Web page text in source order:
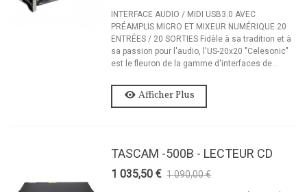
INTERFACE AUDIO / MIDI USB3.0 AVEC
PRÉAMPLIS MICRO ET MIXEUR NUMÉRIQUE 20
ENTRÉES / 20 SORTIES Fidèle à sa tradition et à
sa passion pour l'audio, l'US-20x20 "Celesonic"
est le fleuron de la gamme d'interfaces de...
Afficher Plus
TASCAM -500B - LECTEUR CD
1 035,50 € 1 090,00 €